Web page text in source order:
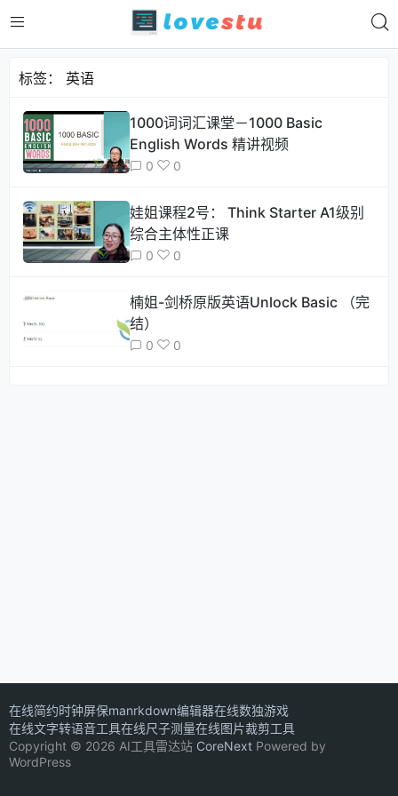
标签： 英语
1000词词汇课堂－1000 Basic
English Words 精讲视频
0 0
娃姐课程2号： Think Starter A1级别
综合主体性正课
0 0
楠姐-剑桥原版英语Unlock Basic （完
结）
0 0
在线简约时钟屏保manrkdown编辑器在线数独游戏
在线文字转语音工具在线尺子测量在线图片裁剪工具
Copyright © 2026 AI工具雷达站 CoreNext Powered by
WordPress